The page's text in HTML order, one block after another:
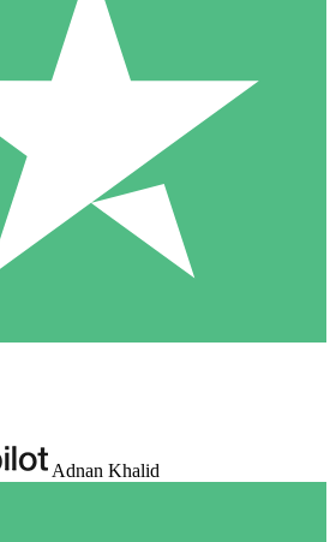
Adnan Khalid